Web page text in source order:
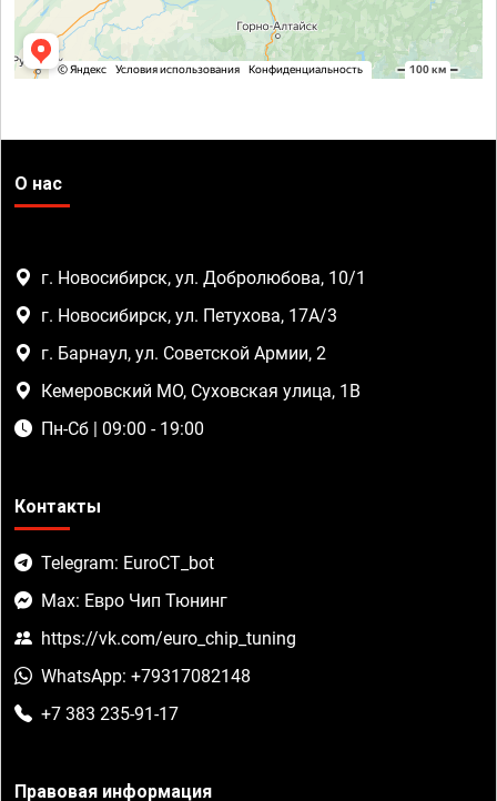
О нас
г. Новосибирск, ул. Добролюбова, 10/1
г. Новосибирск, ул. Петухова, 17А/3
г. Барнаул, ул. Советской Армии, 2
Кемеровский МО, Суховская улица, 1В
Пн-Сб | 09:00 - 19:00
Контакты
Telegram: EuroCT_bot
Max: Евро Чип Тюнинг
https://vk.com/euro_chip_tuning
WhatsApp: +79317082148
+7 383 235-91-17
Правовая информация